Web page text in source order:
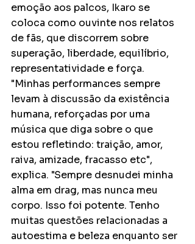
emoção aos palcos, Ikaro se
coloca como ouvinte nos relatos
de fãs, que discorrem sobre
superação, liberdade, equilíbrio,
representatividade e força.
"Minhas performances sempre
levam à discussão da existência
humana, reforçadas por uma
música que diga sobre o que
estou refletindo: traição, amor,
raiva, amizade, fracasso etc",
explica. "Sempre desnudei minha
alma em drag, mas nunca meu
corpo. Isso foi potente. Tenho
muitas questões relacionadas a
autoestima e beleza enquanto ser